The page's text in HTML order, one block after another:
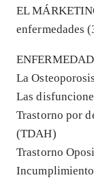
EL
enfermedades
La Osteoporosis
Las
Trastorno por
(TDAH)
Trastorno